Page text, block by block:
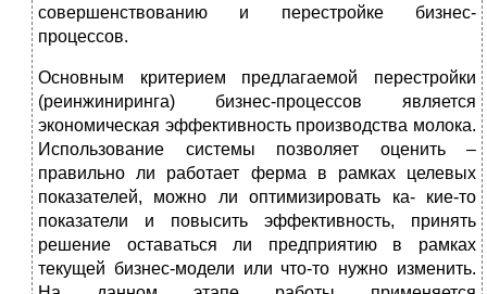
совершенствованию и перестройке бизнес-
процессов.
Основным критерием предлагаемой перестройки
(реинжиниринга) бизнес-процессов является
экономическая эффективность производства молока.
Использование системы позволяет оценить –
правильно ли работает ферма в рамках целевых
показателей, можно ли оптимизировать ка- кие-то
показатели и повысить эффективность, принять
решение оставаться ли предприятию в рамках
текущей бизнес-модели или что-то нужно изменить.